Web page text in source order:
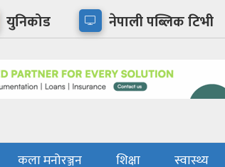
युनिकोड नेपाली पब्लिक टिभी
कला मनोरञ्जन शिक्षा स्वास्थ्य